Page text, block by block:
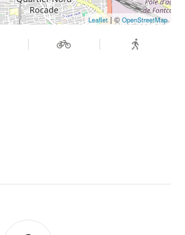
Leaflet| © OpenStreetMap